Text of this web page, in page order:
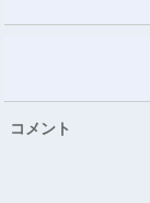
コメント